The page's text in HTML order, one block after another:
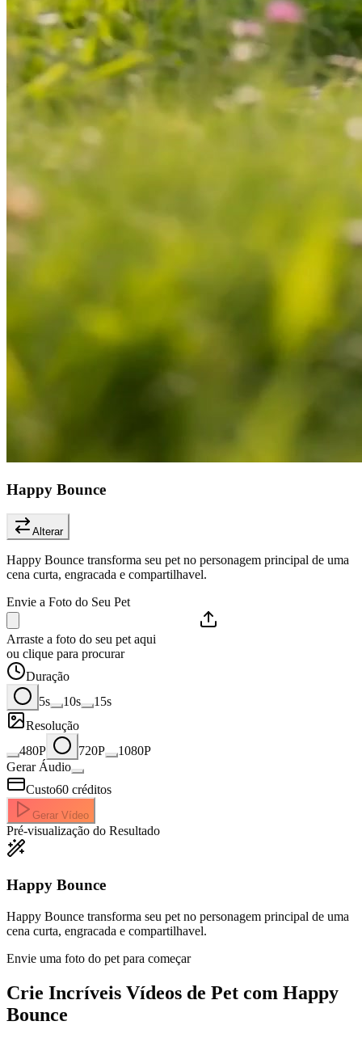
Happy Bounce
Alterar
Happy Bounce transforma seu pet no personagem principal de uma
cena curta, engracada e compartilhavel.
Envie a Foto do Seu Pet
Arraste a foto do seu pet aqui
ou clique para procurar
Duração
5s
10s
15s
Resolução
480P
720P
1080P
Gerar Áudio
Custo60 créditos
Gerar Vídeo
Pré-visualização do Resultado
Happy Bounce
Happy Bounce transforma seu pet no personagem principal de uma
cena curta, engracada e compartilhavel.
Envie uma foto do pet para começar
Crie Incríveis Vídeos de Pet com Happy
Bounce